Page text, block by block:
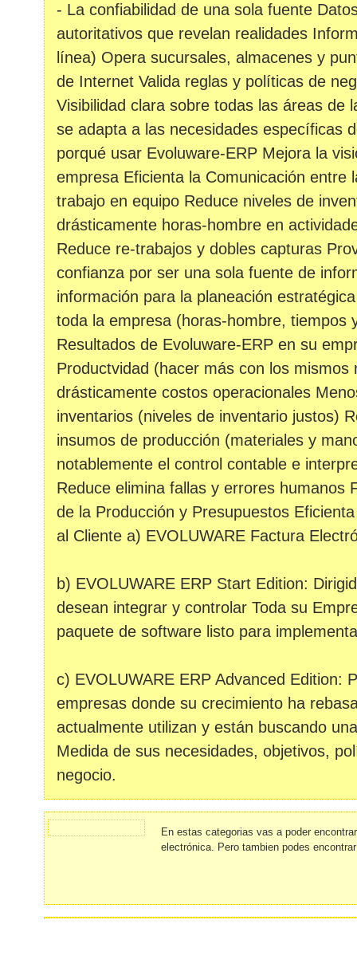
- La confiabilidad de una sola fuente
autoritativos que revelan realidades
línea) Opera sucursales, almacenes y
de Internet Valida reglas y políticas de
Visibilidad clara sobre todas las áreas de
se adapta a las necesidades específicas
porqué usar Evoluware-ERP Mejora la
empresa Eficienta la Comunicación entre
trabajo en equipo Reduce niveles de
drásticamente horas-hombre en
Reduce re-trabajos y dobles capturas
confianza por ser una sola fuente de
información para la planeación
toda la empresa (horas-hombre, tiempos
Resultados de Evoluware-ERP en su
Productvidad (hacer más con los mismos
drásticamente costos operacionales
inventarios (niveles de inventario justos)
insumos de producción (materiales y
notablemente el control contable e
Reduce elimina fallas y errores humanos
de la Producción y Presupuestos
al Cliente a) EVOLUWARE Factura
b) EVOLUWARE ERP Start Edition:
desean integrar y controlar Toda su
paquete de software listo para
c) EVOLUWARE ERP Advanced Edition:
empresas donde su crecimiento ha
actualmente utilizan y están buscando
Medida de sus necesidades, objetivos,
negocio.
En estas categorias vas a poder
electrónica. Pero tambien podes